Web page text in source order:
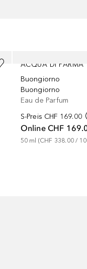
ACQUA DI PARMA
Buongiorno
Buongiorno
Eau de Parfum
S-Preis CHF 169.00
Online CHF
50 ml (CHF 338.00 /